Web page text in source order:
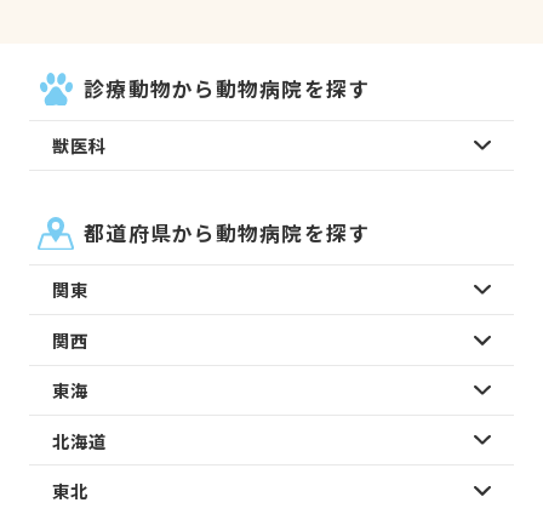
診療動物から動物病院を探す
獣医科
都道府県から動物病院を探す
関東
関西
東海
北海道
東北